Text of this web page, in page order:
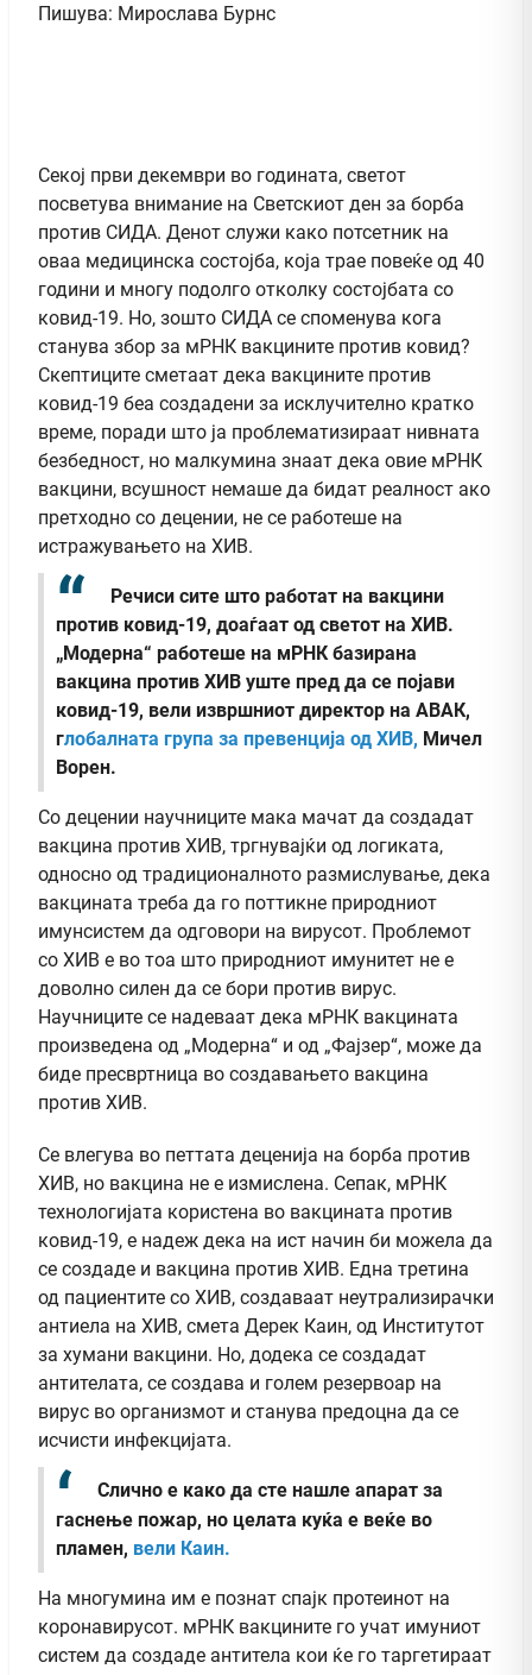
Пишува: Мирослава Бурнс
Секој први декември во годината, светот
посветува внимание на Светскиот ден за борба
против СИДА. Денот служи како потсетник на
оваа медицинска состојба, која трае повеќе од 40
години и многу подолго отколку состојбата со
ковид-19. Но, зошто СИДА се споменува кога
станува збор за мРНК вакцините против ковид?
Скептиците сметаат дека вакцините против
ковид-19 беа создадени за исклучително кратко
време, поради што ја проблематизираат нивната
безбедност, но малкумина знаат дека овие мРНК
вакцини, всушност немаше да бидат реалност ако
претходно со децении, не се работеше на
истражувањето на ХИВ.
Речиси сите што работат на вакцини
против ковид-19, доаѓаат од светот на ХИВ.
„Модерна“ работеше на мРНК базирана
вакцина против ХИВ уште пред да се појави
ковид-19, вели извршниот директор на АВАК,
глобалната група за превенција од ХИВ, Мичел
Ворен.
Со децении научниците мака мачат да создадат
вакцина против ХИВ, тргнувајќи од логиката,
односно од традиционалното размислување, дека
вакцината треба да го поттикне природниот
имунсистем да одговори на вирусот. Проблемот
со ХИВ е во тоа што природниот имунитет не е
доволно силен да се бори против вирус.
Научниците се надеваат дека мРНК вакцината
произведена од „Модерна“ и од „Фајзер“, може да
биде пресвртница во создавањето вакцина
против ХИВ.
Се влегува во петтата деценија на борба против
ХИВ, но вакцина не е измислена. Сепак, мРНК
технологијата користена во вакцината против
ковид-19, е надеж дека на ист начин би можела да
се создаде и вакцина против ХИВ. Една третина
од пациентите со ХИВ, создаваат неутрализирачки
антиела на ХИВ, смета Дерек Каин, од Институтот
за хумани вакцини. Но, додека се создадат
антителата, се создава и голем резервоар на
вирус во организмот и станува предоцна да се
исчисти инфекцијата.
Слично е како да сте нашле апарат за
гаснење пожар, но целата куќа е веќе во
пламен, вели Каин.
На многумина им е познат спајк протеинот на
коронавирусот. мРНК вакцините го учат имуниот
систем да создаде антитела кои ќе го таргетираат